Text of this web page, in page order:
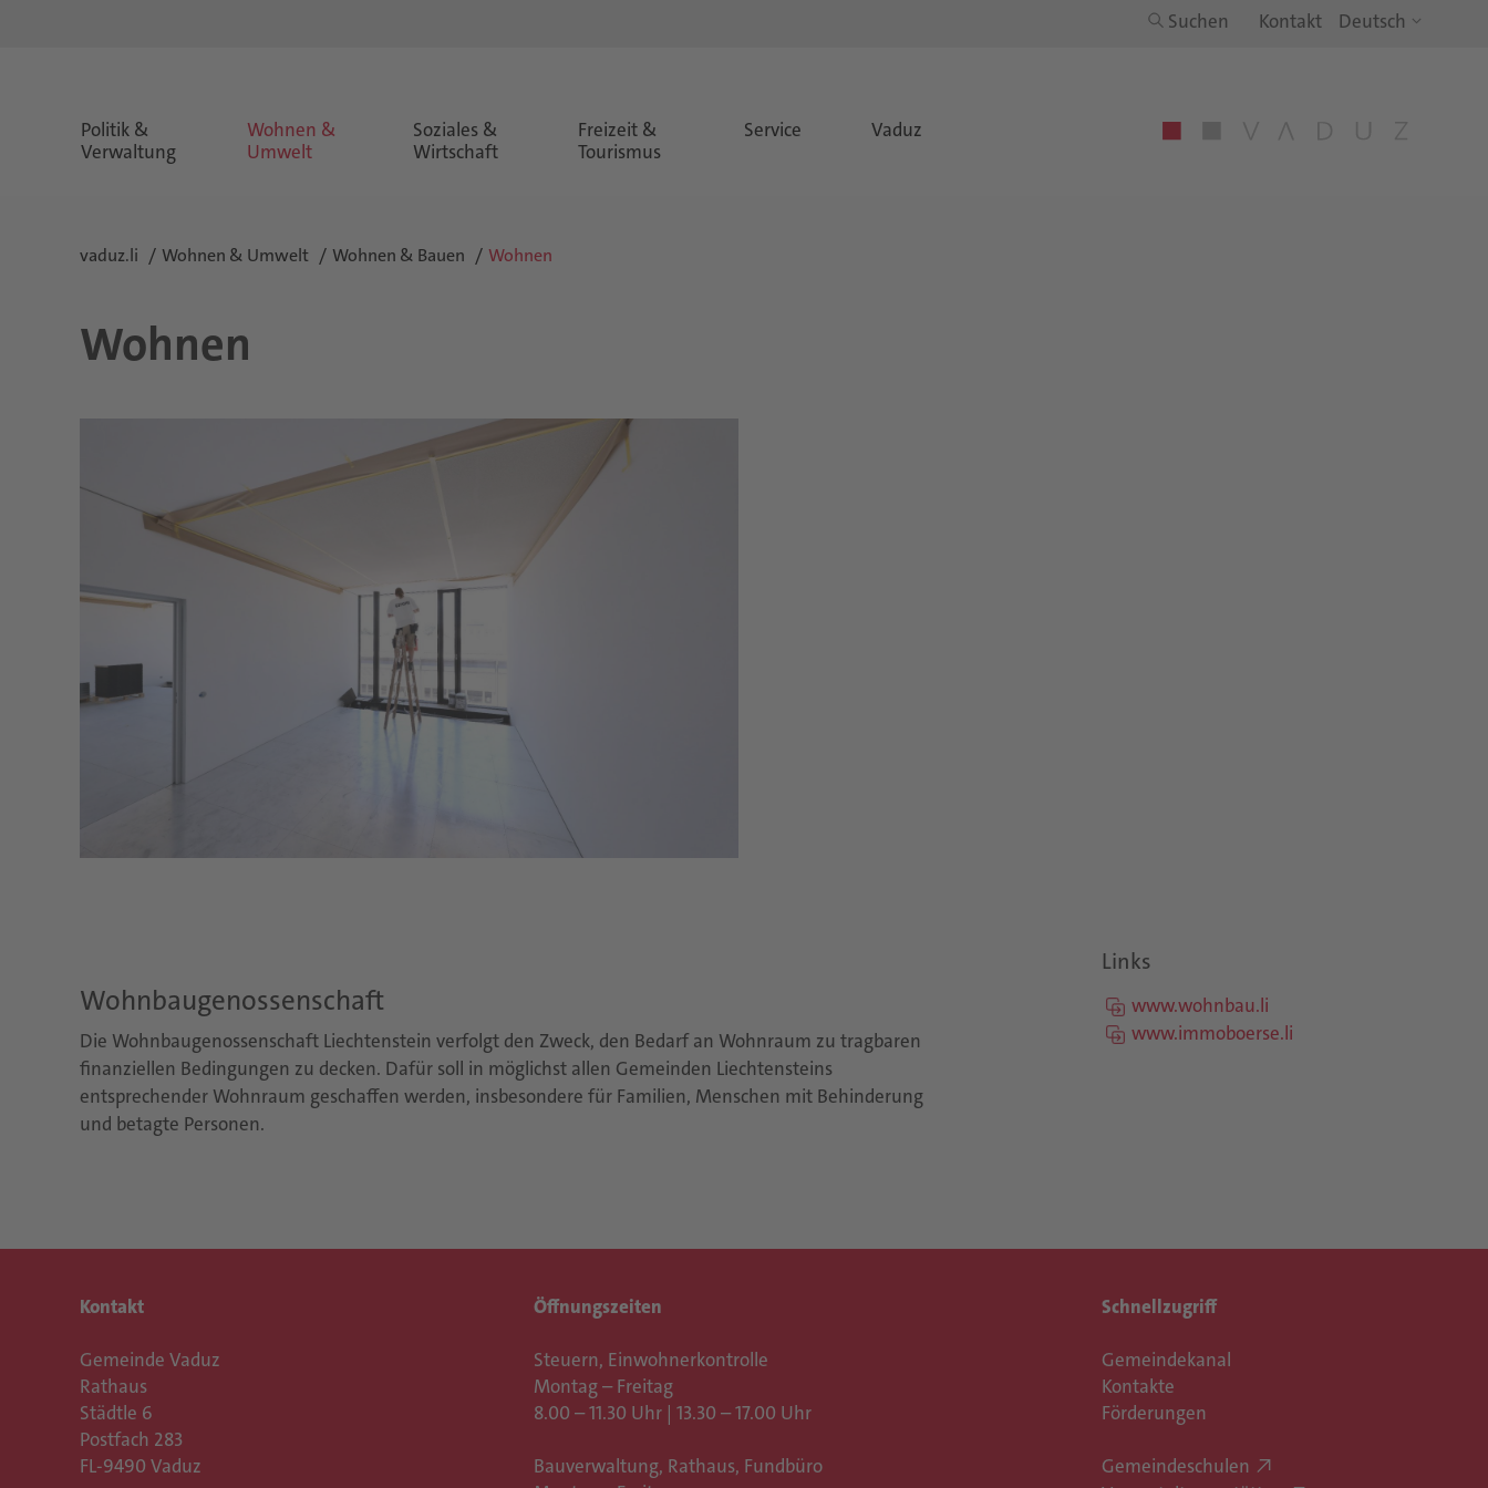
Suchen Kontakt
Politik &
Verwaltung
Wohnen &
Umwelt
Soziales &
Wirtschaft
Freizeit &
Tourismus
Service Vaduz
vaduz.li Wohnen & Umwelt Wohnen & Bauen Wohnen
Wohnen
Wohnbaugenossenschaft
Die Wohnbaugenossenschaft Liechtenstein verfolgt den Zweck, den Bedarf an Wohnraum zu tragbaren
finanziellen Bedingungen zu decken. Dafür soll in möglichst allen Gemeinden Liechtensteins
entsprechender Wohnraum geschaffen werden, insbesondere für Familien, Menschen mit Behinderung
und betagte Personen.
Links
www.wohnbau.li
www.immoboerse.li
Kontakt
Gemeinde Vaduz
Rathaus
Städtle 6
Postfach 283
FL-9490 Vaduz
Öffnungszeiten
Steuern, Einwohnerkontrolle
Montag – Freitag
8.00 – 11.30 Uhr | 13.30 – 17.00 Uhr
Bauverwaltung, Rathaus, Fundbüro
Schnellzugriff
Gemeindekanal
Kontakte
Förderungen
Gemeindeschulen